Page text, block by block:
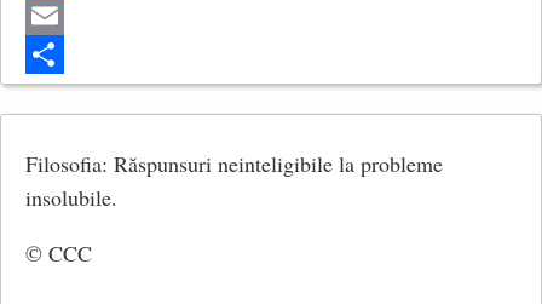
Twitter
Email
Share
Filosofia: Răspunsuri neinteligibile la probleme
insolubile.
© CCC